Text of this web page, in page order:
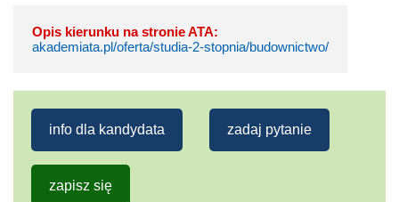
Opis kierunku na stronie ATA:
akademiata.pl/oferta/studia-2-stopnia/budownictwo/
info dla kandydata zadaj pytanie
zapisz się